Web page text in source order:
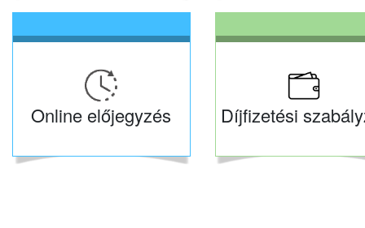
Online előjegyzés Díjfizetési